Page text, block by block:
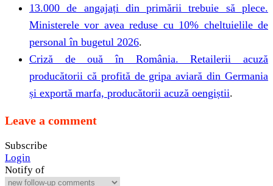
13.000 de angajați din primării trebuie să plece.
Ministerele vor avea reduse cu 10% cheltuielile de
personal în bugetul 2026.
Criză de ouă în România. Retailerii acuză
producătorii că profită de gripa aviară din Germania
și exportă marfa, producătorii acuză oengiștii.
Leave a comment
Subscribe
Login
Notify of